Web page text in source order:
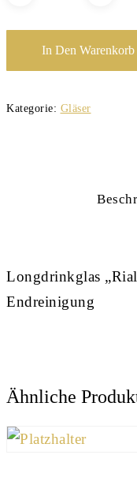
In Den Warenkorb
Kategorie: Gläser
Longdrinkglas
Endreinigung
Ähnliche